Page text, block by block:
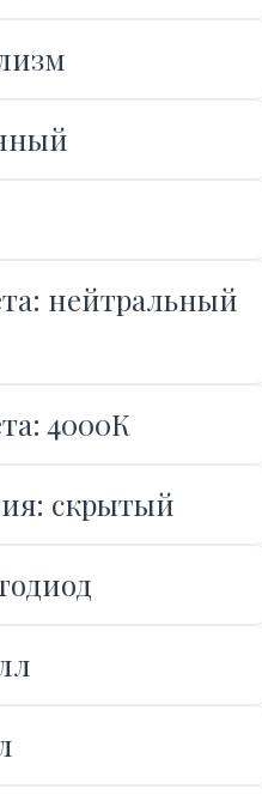
нейтральный
4000К
скрытый